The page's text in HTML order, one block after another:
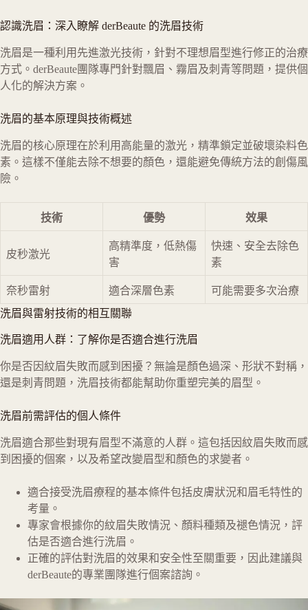
認識洗眉：深入瞭解 derBeaute 的洗眉技術
洗眉是一種利用先進激光技術，針對不理想眉型進行修正的治療
方式。derBeaute團隊專門針對飄眉、霧眉及刺青等問題，提供個
人化的解決方案。
洗眉的基本原理與技術概述
洗眉的核心原理在於利用高能量的激光，精準鎖定並破壞染料色
素。這樣不僅能去除不想要的顏色，還能避免傳統方法的創傷風
險。
技術 優勢 效果
皮秒激光
高精準度，低熱傷
害
快速、安全去除色
素
奈秒雷射 適合深層色素
可能需要多次治療
洗眉與雷射技術的相互關聯
洗眉適用人群：了解你是否適合進行洗眉
你是否因紋眉失敗而感到困擾？無論是顏色過深、形狀不對稱，
還是刺青問題，洗眉技術都能幫助你重塑完美的眉型。
洗眉前需評估的個人條件
洗眉適合那些對現有眉型不滿意的人群。這包括因紋眉失敗而感
到困擾的個案，以及希望改變眉型和顏色的求變者。
適合接受洗眉療程的基本條件包括皮膚狀況和眉毛特性的
考量。
專家會根據你的紋眉失敗情況、顏料種類及褪色情況，評
估是否適合進行洗眉。
正確的評估對洗眉的效果和安全性至關重要，因此建議與
derBeaute的專業團隊進行個案諮詢。